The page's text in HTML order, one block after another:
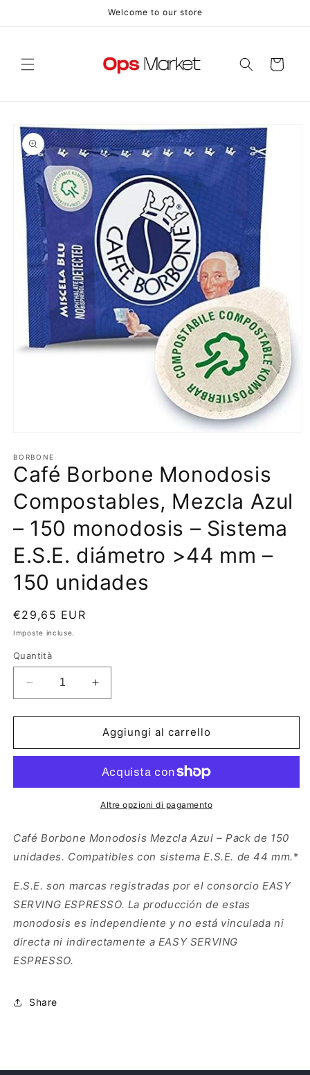
Welcome to our store
Carrello
Passa alle
informazioni
sul prodotto
multimediali
1
in
modale
BORBONE
Café Borbone Monodosis
Compostables, Mezcla Azul
– 150 monodosis – Sistema
E.S.E. diámetro >44 mm –
150 unidades
Prezzo
di
€29,65 EUR
Imposte incluse.
Quantità
Diminuisci
quantità
per
Borbone
Compostables,
Mezcla
150
–
E.S.E.
diámetro
&gt;44
mm
–
150
Aumenta
quantità
per
Café
Borbone
Compostables,
Mezcla
Azul
150
–
E.S.E.
diámetro
&gt;44
mm
–
Aggiungi al carrello
Altre opzioni di pagamento
Café Borbone Monodosis Mezcla Azul – Pack de 150
unidades. Compatibles con sistema E.S.E. de 44 mm.*
E.S.E. son marcas registradas por el consorcio EASY
SERVING ESPRESSO. La producción de estas
monodosis es independiente y no está vinculada ni
directa ni indirectamente a EASY SERVING
ESPRESSO.
Share